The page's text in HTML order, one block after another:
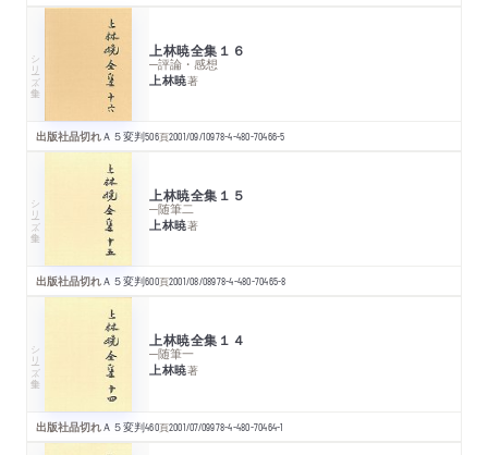
シリーズ・全集 上林暁全集１６
─評論・感想
上林暁著
出版社品切れＡ５変判506頁2001/09/10978-4-480-70466-5
シリーズ・全集 上林暁全集１５
─随筆二
上林暁著
出版社品切れＡ５変判600頁2001/08/08978-4-480-70465-8
シリーズ・全集 上林暁全集１４
─随筆一
上林暁著
出版社品切れＡ５変判460頁2001/07/09978-4-480-70464-1